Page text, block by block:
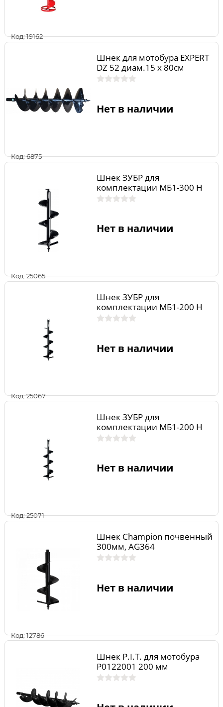
Код: 19162
Код: 6875
Шнек для мотобура EXPERT
DZ 52 диам.15 х 80см
Нет в наличии
Код: 25065
Шнек ЗУБР для
комплектации МБ1-300 Н
Нет в наличии
Код: 25067
Шнек ЗУБР для
комплектации МБ1-200 Н
Нет в наличии
Код: 25071
Шнек ЗУБР для
комплектации МБ1-200 Н
Нет в наличии
Код: 12786
Шнек Champion почвенный
300мм, AG364
Нет в наличии
Шнек P.I.T. для мотобура
Р0122001 200 мм